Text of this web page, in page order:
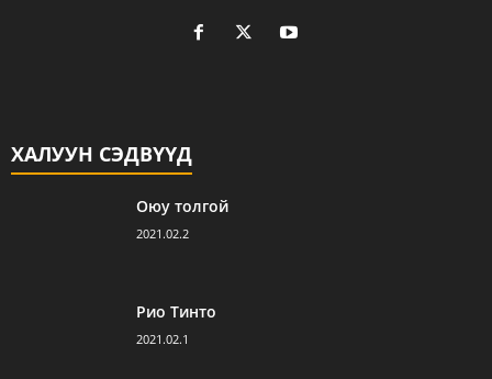
ХАЛУУН СЭДВҮҮД
Оюу толгой
2021.02.2
Рио Тинто
2021.02.1